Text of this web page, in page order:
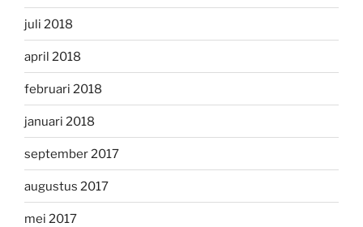
juli 2018
april 2018
februari 2018
januari 2018
september 2017
augustus 2017
mei 2017